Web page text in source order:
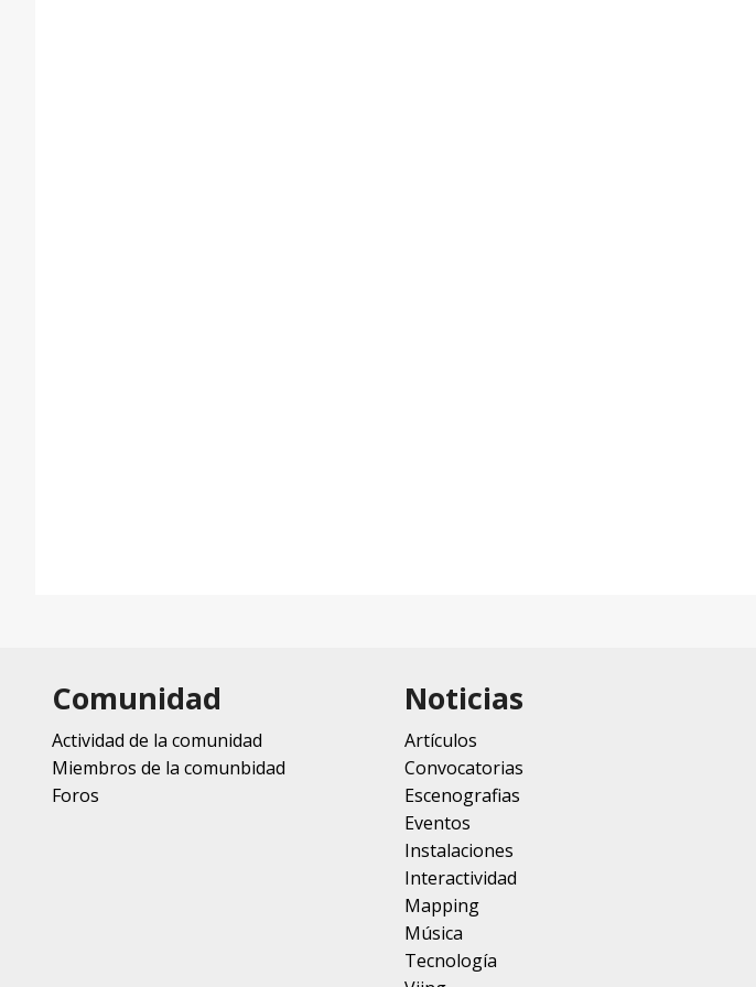
Comunidad
Actividad de la comunidad
Miembros de la comunbidad
Foros
Noticias
Artículos
Convocatorias
Escenografias
Eventos
Instalaciones
Interactividad
Mapping
Música
Tecnología